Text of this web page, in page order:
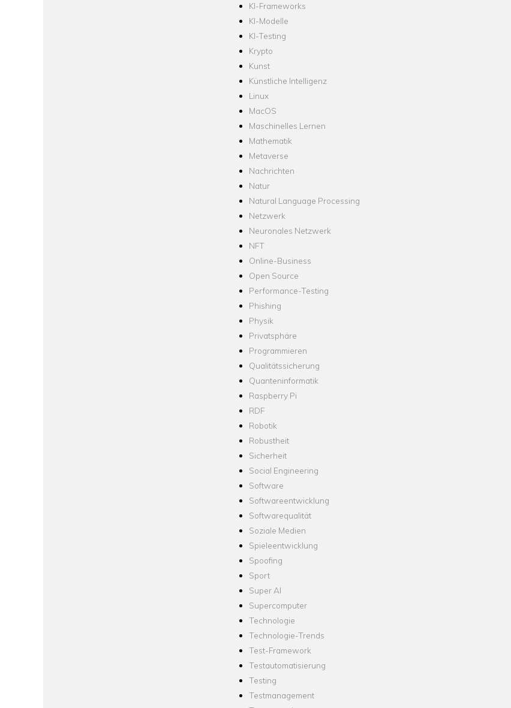
KI-Frameworks
KI-Modelle
KI-Testing
Krypto
Kunst
Künstliche Intelligenz
Linux
MacOS
Maschinelles Lernen
Mathematik
Metaverse
Nachrichten
Natur
Natural Language Processing
Netzwerk
Neuronales Netzwerk
NFT
Online-Business
Open Source
Performance-Testing
Phishing
Physik
Privatsphäre
Programmieren
Qualitätssicherung
Quanteninformatik
Raspberry Pi
RDF
Robotik
Robustheit
Sicherheit
Social Engineering
Software
Softwareentwicklung
Softwarequalität
Soziale Medien
Spieleentwicklung
Spoofing
Sport
Super AI
Supercomputer
Technologie
Technologie-Trends
Test-Framework
Testautomatisierung
Testing
Testmanagement